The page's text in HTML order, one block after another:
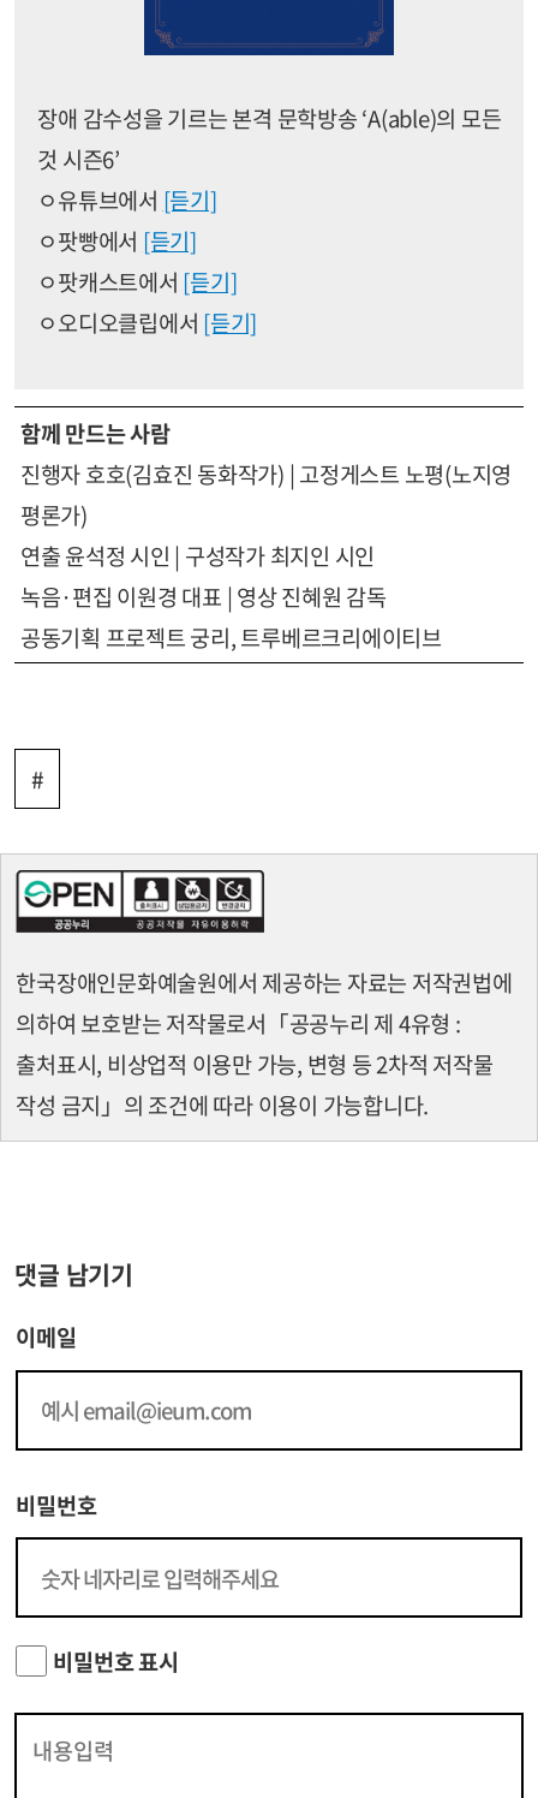
장애 감수성을 기르는 본격 문학방송 ‘A(able)의 모든
것 시즌6’
ㅇ유튜브에서 [듣기]
ㅇ팟빵에서 [듣기]
ㅇ팟캐스트에서 [듣기]
ㅇ오디오클립에서 [듣기]
함께 만드는 사람
진행자 호호(김효진 동화작가) | 고정게스트 노평(노지영
평론가)
연출 윤석정 시인 | 구성작가 최지인 시인
녹음·편집 이원경 대표 | 영상 진혜원 감독
공동기획 프로젝트 궁리, 트루베르크리에이티브
#
한국장애인문화예술원에서 제공하는 자료는 저작권법에
의하여 보호받는 저작물로서 「공공누리 제 4유형 :
출처표시, 비상업적 이용만 가능, 변형 등 2차적 저작물
작성 금지」의 조건에 따라 이용이 가능합니다.
댓글 남기기
이메일
비밀번호
비밀번호 표시